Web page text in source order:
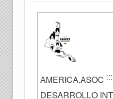
AMERICA.ASOC :::
DESARROLLO